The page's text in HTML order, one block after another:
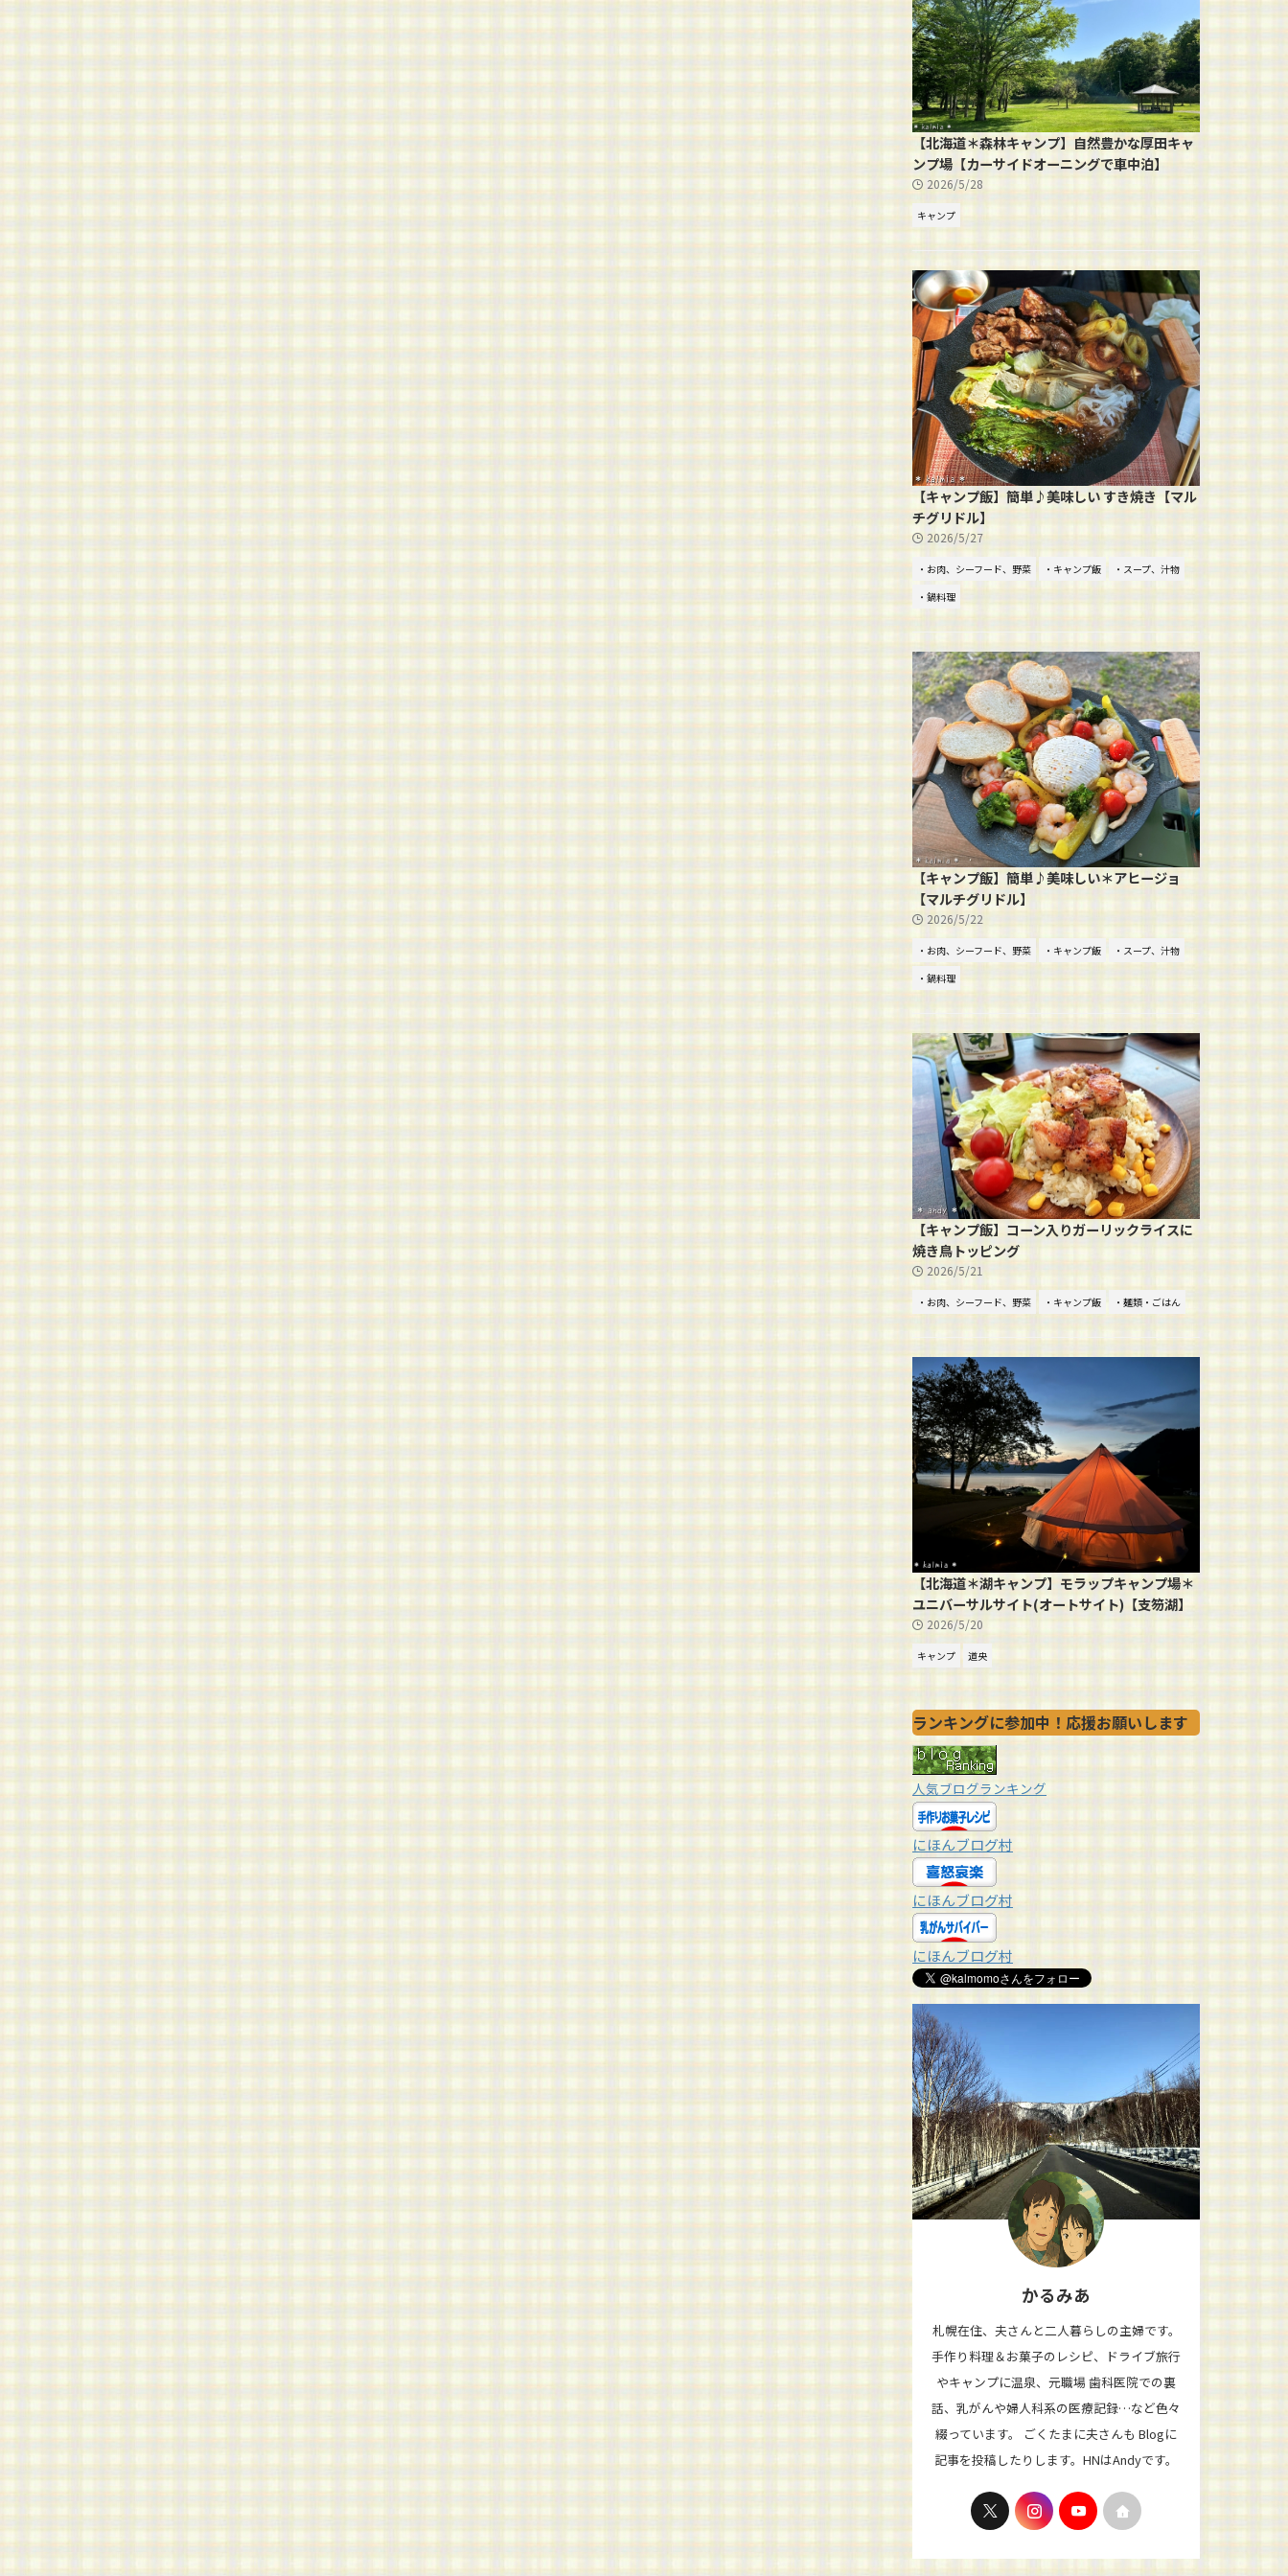
【北海道＊森林キャンプ】自然豊かな厚田キャ
ンプ場【カーサイドオーニングで車中泊】
2026/5/28
キャンプ
【キャンプ飯】簡単♪美味しい すき焼き【マル
チグリドル】
2026/5/27
・お肉、シーフード、野菜 ・キャンプ飯
・スープ、汁物
・鍋料理
【キャンプ飯】簡単♪美味しい＊アヒージョ
【マルチグリドル】
2026/5/22
・お肉、シーフード、野菜 ・キャンプ飯
・スープ、汁物
・鍋料理
【キャンプ飯】コーン入りガーリックライスに
焼き鳥トッピング
2026/5/21
・お肉、シーフード、野菜 ・キャンプ飯 ・麺類・ごはん
【北海道＊湖キャンプ】モラップキャンプ場＊
ユニバーサルサイト(オートサイト)【支笏湖】
2026/5/20
キャンプ 道央
ランキングに参加中！応援お願いします
人気ブログランキング
にほんブログ村
にほんブログ村
にほんブログ村
かるみあ
札幌在住、夫さんと二人暮らしの主婦です。
手作り料理＆お菓子のレシピ、ドライブ旅行
やキャンプに温泉、元職場 歯科医院での裏
話、乳がんや婦人科系の医療記録…など色々
綴っています。 ごくたまに夫さんも Blogに
記事を投稿したりします。HNはAndyです。